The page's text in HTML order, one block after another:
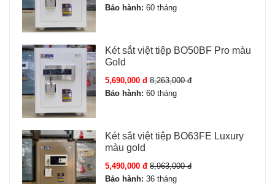
Bảo hành: 60 tháng
Két sắt việt tiệp BO50BF Pro màu
Gold
5,690,000 đ 8,263,000 đ
Bảo hành: 60 tháng
Két sắt việt tiệp BO63FE Luxury
màu gold
5,490,000 đ 8,963,000 đ
Bảo hành: 36 tháng